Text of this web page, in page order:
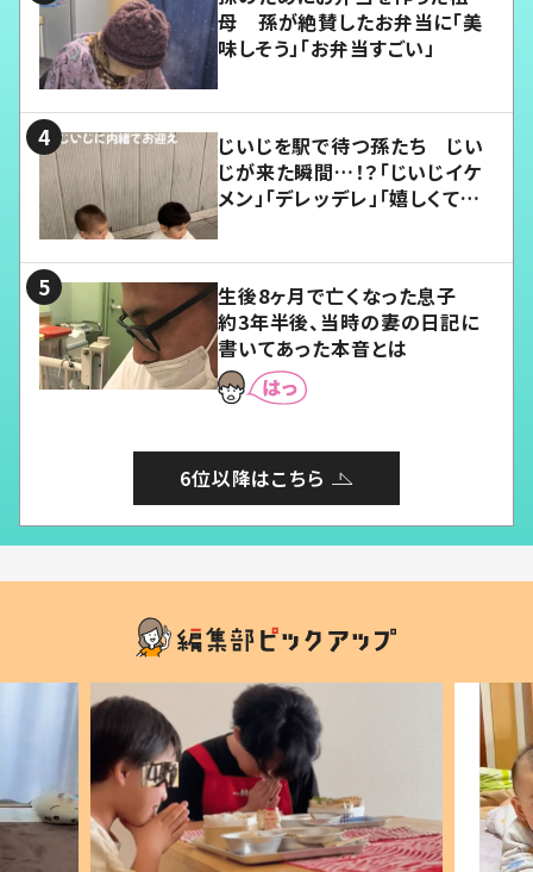
母 孫が絶賛したお弁当に「美
味しそう」「お弁当すごい」
じいじを駅で待つ孫たち じい
じが来た瞬間…！？「じいじイケ
メン」「デレッデレ」「嬉しくて可
生後8ヶ月で亡くなった息子
約3年半後、当時の妻の日記に
書いてあった本音とは
6位以降はこちら